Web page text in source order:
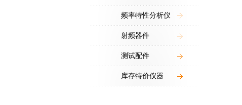
频率特性分析仪
射频器件
测试配件
库存特价仪器